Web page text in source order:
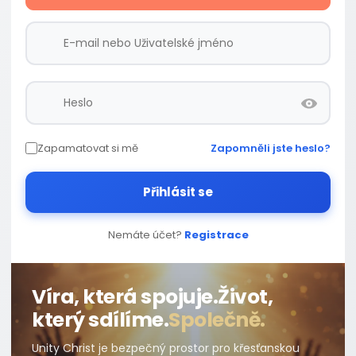
Zapamatovat si mě Zapomněli jste heslo?
Přihlásit se
Nemáte účet? Registrace
Víra, která spojuje.Život,
který sdílíme.Společně.
Unity Christ je bezpečný prostor pro křesťanskou